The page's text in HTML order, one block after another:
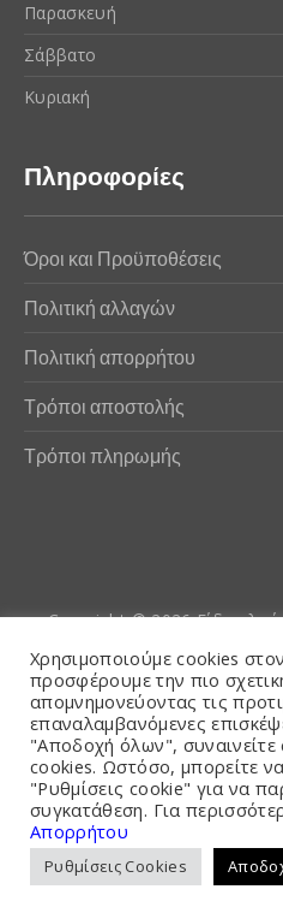
Παρασκευή
Σάββατο
Κυριακή
Πληροφορίες
Όροι και Προϋποθέσεις
Πολιτική αλλαγών
Πολιτική απορρήτου
Τρόποι αποστολής
Τρόποι πληρωμής
Copyright © 2026Είδη
reserved.
Όροι και
Χρησιμοποιούμε cookies
προσφέρουμε την πιο
απομνημονεύοντας τις
επαναλαμβανόμενες
"Αποδοχή όλων",
cookies. Ωστόσο, μπορείτε να
"Ρυθμίσεις cookie" για να
συγκατάθεση. Για
Απορρήτου
Ρυθμίσεις Cookies